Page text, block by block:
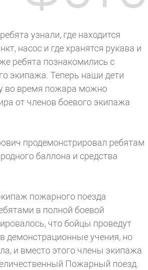
узнали, где находится
насос и где хранятся рукава и
ребята познакомились с
экипажа. Теперь наши дети
во время пожара можно
от членов боевого экипажа
продемонстрировал ребятам
баллона и средства
пожарного поезда
в полной боевой
что бойцы проведут
демонстрационные учения, но
и вместо этого члены экипажа
Пожарный поезд.